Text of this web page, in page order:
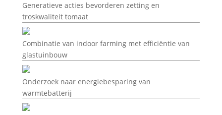
Generatieve acties bevorderen zetting en
troskwaliteit tomaat
Combinatie van indoor farming met efficiëntie van
glastuinbouw
Onderzoek naar energiebesparing van
warmtebatterij